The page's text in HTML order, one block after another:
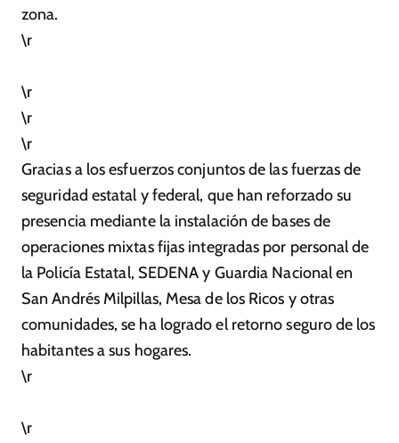
zona.
\r
\r
\r
\r
Gracias a los esfuerzos conjuntos de las fuerzas de
seguridad estatal y federal, que han reforzado su
presencia mediante la instalación de bases de
operaciones mixtas fijas integradas por personal de
la Policía Estatal, SEDENA y Guardia Nacional en
San Andrés Milpillas, Mesa de los Ricos y otras
comunidades, se ha logrado el retorno seguro de los
habitantes a sus hogares.
\r
\r